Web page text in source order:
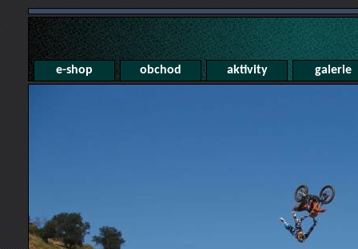
e-shop obchod aktivity galerie